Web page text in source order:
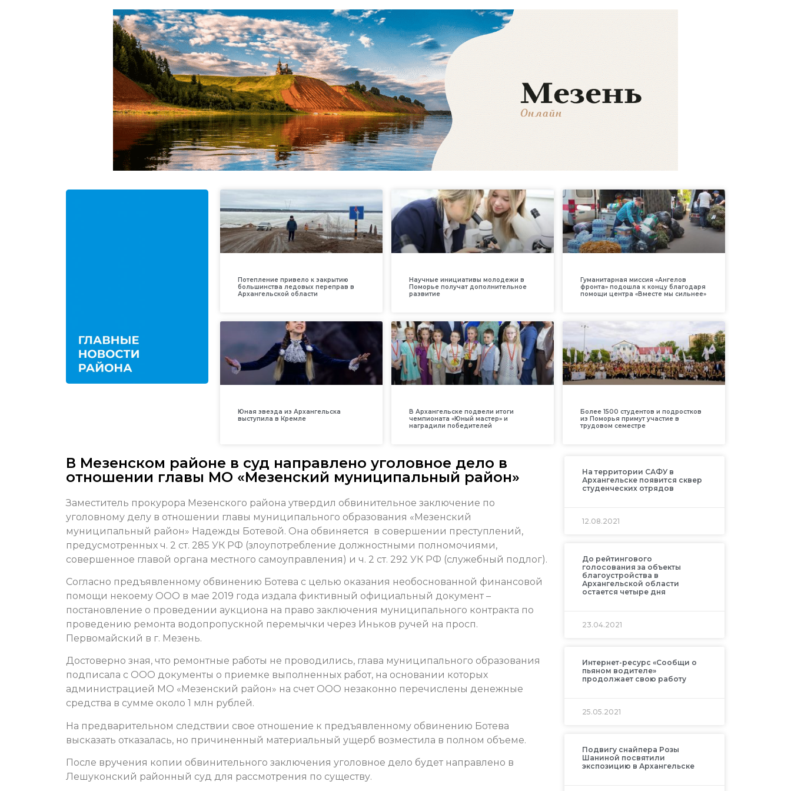
Потепление привело к закрытию
большинства ледовых переправ в
Архангельской области
Научные инициативы молодежи в
Поморье получат дополнительное
развитие
Гуманитарная миссия «Ангелов
фронта» подошла к концу благодаря
помощи центра «Вместе мы сильнее»
Юная звезда из Архангельска
выступила в Кремле
В Архангельске подвели итоги
чемпионата «Юный мастер» и
наградили победителей
Более 1500 студентов и подростков
из Поморья примут участие в
трудовом семестре
В Мезенском районе в суд направлено уголовное дело в
отношении главы МО «Мезенский муниципальный район»
Заместитель прокурора Мезенского района утвердил обвинительное заключение по
уголовному делу в отношении главы муниципального образования «Мезенский
муниципальный район» Надежды Ботевой. Она обвиняется в совершении преступлений,
предусмотренных ч. 2 ст. 285 УК РФ (злоупотребление должностными полномочиями,
совершенное главой органа местного самоуправления) и ч. 2 ст. 292 УК РФ (служебный подлог).
Согласно предъявленному обвинению Ботева с целью оказания необоснованной финансовой
помощи некоему ООО в мае 2019 года издала фиктивный официальный документ –
постановление о проведении аукциона на право заключения муниципального контракта по
проведению ремонта водопропускной перемычки через Иньков ручей на просп.
Первомайский в г. Мезень.
Достоверно зная, что ремонтные работы не проводились, глава муниципального образования
подписала с ООО документы о приемке выполненных работ, на основании которых
администрацией МО «Мезенский район» на счет ООО незаконно перечислены денежные
средства в сумме около 1 млн рублей.
На предварительном следствии свое отношение к предъявленному обвинению Ботева
высказать отказалась, но причиненный материальный ущерб возместила в полном объеме.
После вручения копии обвинительного заключения уголовное дело будет направлено в
Лешуконский районный суд для рассмотрения по существу.
На территории САФУ в
Архангельске появится сквер
студенческих отрядов
12.08.2021
До рейтингового
голосования за объекты
благоустройства в
Архангельской области
остается четыре дня
23.04.2021
Интернет-ресурс «Сообщи о
пьяном водителе»
продолжает свою работу
25.05.2021
Подвигу снайпера Розы
Шаниной посвятили
экспозицию в Архангельске